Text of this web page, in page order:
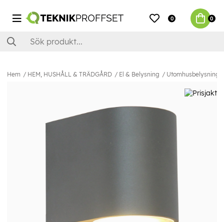
0 0
Hem HEM, HUSHÅLL & TRÄDGÅRD El & Belysning Utomhusbelysning